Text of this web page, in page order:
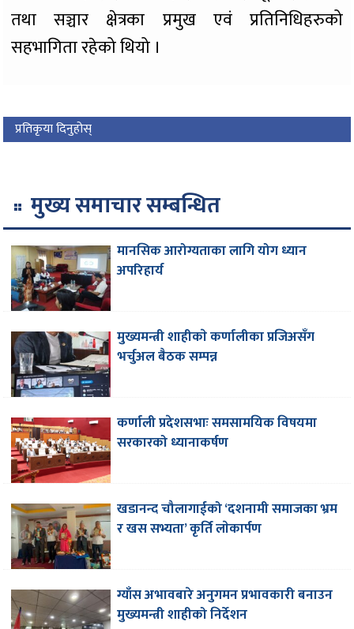
तथा सञ्चार क्षेत्रका प्रमुख एवं प्रतिनिधिहरुको
सहभागिता रहेको थियो ।
प्रतिकृया दिनुहोस्
मुख्य समाचार सम्बन्धित
मानसिक आरोग्यताका लागि योग ध्यान
अपरिहार्य
मुख्यमन्त्री शाहीकाे कर्णालीका प्रजिअसँग
भर्चुअल बैठक सम्पन्न
कर्णाली प्रदेशसभाः समसामयिक विषयमा
सरकारको ध्यानाकर्षण
खडानन्द चौलागाईको ‘दशनामी समाजका भ्रम
र खस सभ्यता’ कृर्ति लाेकार्पण
ग्याँस अभावबारे अनुगमन प्रभावकारी बनाउन
मुख्यमन्त्री शाहीको निर्देशन